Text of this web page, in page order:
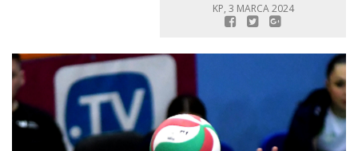
KP, 3 MARCA 2024